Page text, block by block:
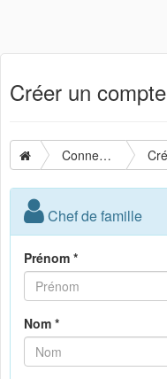
Créer un compte
Connexion
Chef de famille
Prénom *
Nom *